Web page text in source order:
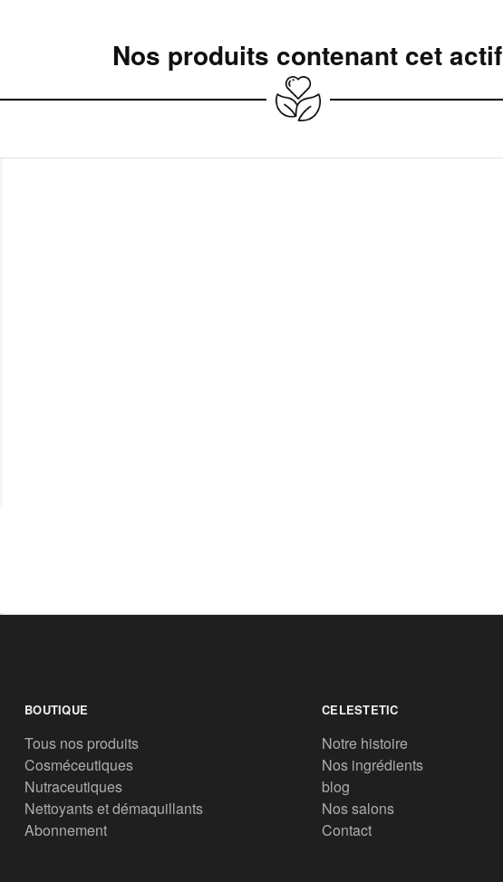
Nos produits contenant cet actif
BOUTIQUE
Tous nos produits
Cosméceutiques
Nutraceutiques
Nettoyants et démaquillants
Abonnement
CELESTETIC
Notre histoire
Nos ingrédients
blog
Nos salons
Contact